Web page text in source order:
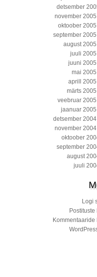
detsember
november 2005
oktoober 2005
september 2005
august 2005
juuli 2005
juuni 2005
mai 2005
aprill 2005
märts 2005
veebruar 2005
jaanuar 2005
detsember 2004
november 2004
oktoober
september
august
juuli
Logi
Postituste
Kommentaaride